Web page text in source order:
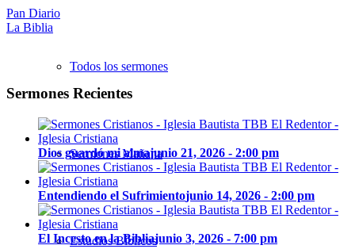
Todos los sermones
Sermones Mañana
Estudios Bíblicos
Pan Diario
La Biblia
Sermones Recientes
Dios guardó mi almajunio 21, 2026 - 2:00 pm
Entendiendo el Sufrimientojunio 14, 2026 - 2:00 pm
El Incesto en la Bibliajunio 3, 2026 - 7:00 pm